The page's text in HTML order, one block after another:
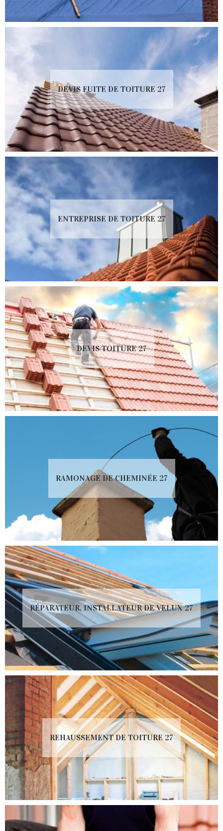
DEVIS FUITE DE TOITURE 27
ENTREPRISE DE TOITURE 27
DEVIS TOITURE 27
RAMONAGE DE CHEMINÉE 27
RÉPARATEUR, INSTALLATEUR DE VELUX 27
REHAUSSEMENT DE TOITURE 27